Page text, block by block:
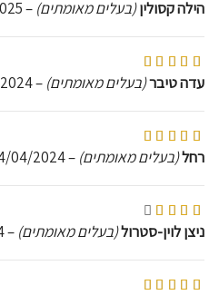
הילה קסולין(בעלים מאומתים) –
עדה טיבר(בעלים מאומתים) –
רחל(בעלים מאומתים) –
04/2024
דורג
ניצן לוין-סטרול(בעלים מאומתים) –